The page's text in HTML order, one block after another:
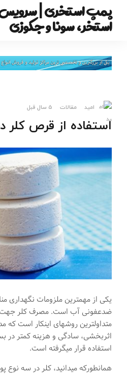
پمپ استخری | سرویس
استخر، سونا و جکوزی
امید مقالات 5 سال قبل
استفاده از قرص کلر
یکی از مهمترین ملزومات نگهداری
ضدعفونی آب است. مصرف کلر جهت
متداولترین روشهای اینکار است که
اثربخشی، سادگی و هزینه کمتر در
استفاده قرار میگرفته است.
همانطورکه میدانید، کلر در سه نوع